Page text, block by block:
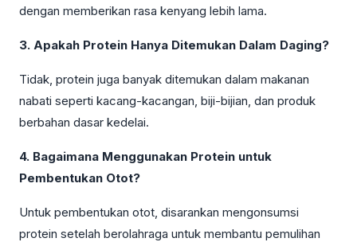
dengan memberikan rasa kenyang lebih lama.
3. Apakah Protein Hanya Ditemukan Dalam Daging?
Tidak, protein juga banyak ditemukan dalam makanan
nabati seperti kacang-kacangan, biji-bijian, dan produk
berbahan dasar kedelai.
4. Bagaimana Menggunakan Protein untuk
Pembentukan Otot?
Untuk pembentukan otot, disarankan mengonsumsi
protein setelah berolahraga untuk membantu pemulihan